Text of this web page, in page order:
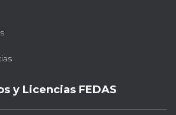
y Licencias FEDAS